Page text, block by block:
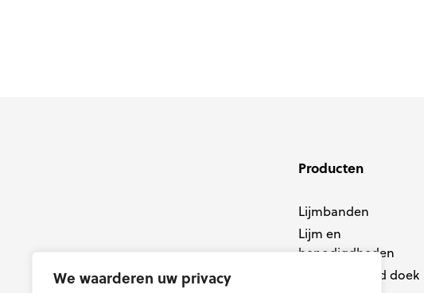
We waarderen uw privacy
Producten
Lijmbanden
Lijm en
benodigdheden
Drukverdelend doek